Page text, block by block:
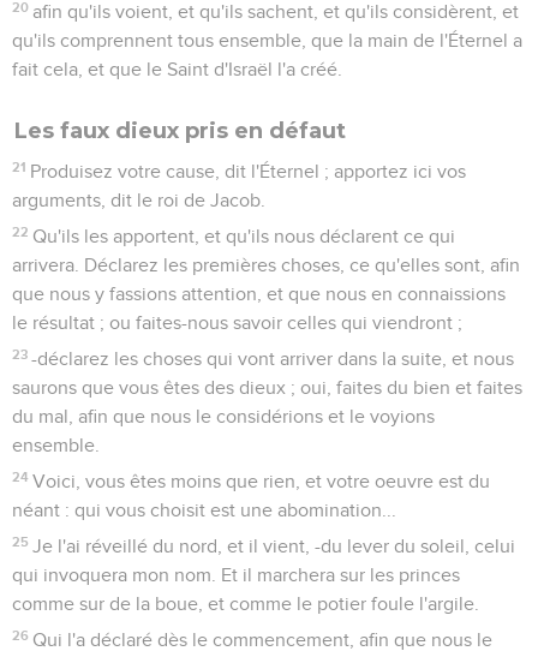
20 afin qu'ils voient, et qu'ils sachent, et qu'ils considèrent, et
qu'ils comprennent tous ensemble, que la main de l'Éternel a
fait cela, et que le Saint d'Israël l'a créé.
Les faux dieux pris en défaut
21 Produisez votre cause, dit l'Éternel ; apportez ici vos
arguments, dit le roi de Jacob.
22 Qu'ils les apportent, et qu'ils nous déclarent ce qui
arrivera. Déclarez les premières choses, ce qu'elles sont, afin
que nous y fassions attention, et que nous en connaissions
le résultat ; ou faites-nous savoir celles qui viendront ;
23 -déclarez les choses qui vont arriver dans la suite, et nous
saurons que vous êtes des dieux ; oui, faites du bien et faites
du mal, afin que nous le considérions et le voyions
ensemble.
24 Voici, vous êtes moins que rien, et votre oeuvre est du
néant : qui vous choisit est une abomination...
25 Je l'ai réveillé du nord, et il vient, -du lever du soleil, celui
qui invoquera mon nom. Et il marchera sur les princes
comme sur de la boue, et comme le potier foule l'argile.
26 Qui l'a déclaré dès le commencement, afin que nous le